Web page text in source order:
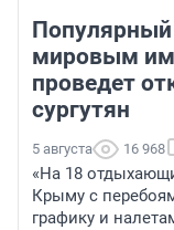
Популярный
мировым
проведет
сургутян
5 августа 16 968
«На 18
Крыму с
графику и